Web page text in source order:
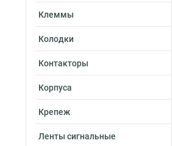
Клеммы
Колодки
Контакторы
Корпуса
Крепеж
Ленты сигнальные